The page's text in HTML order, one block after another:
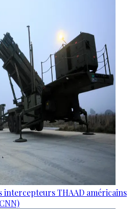
intercepteurs THAAD américains